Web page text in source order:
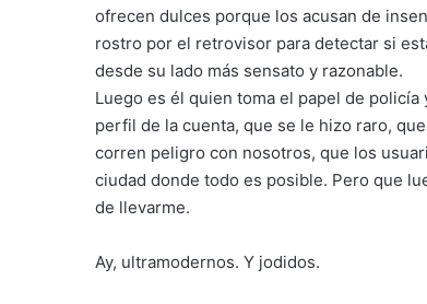
ofrecen dulces porque los acusan de
rostro por el retrovisor para detectar si
desde su lado más sensato y razonable.
Luego es él quien toma el papel de
perfil de la cuenta, que se le hizo raro,
corren peligro con nosotros, que los
ciudad donde todo es posible. Pero que
de llevarme.
Ay, ultramodernos. Y jodidos.